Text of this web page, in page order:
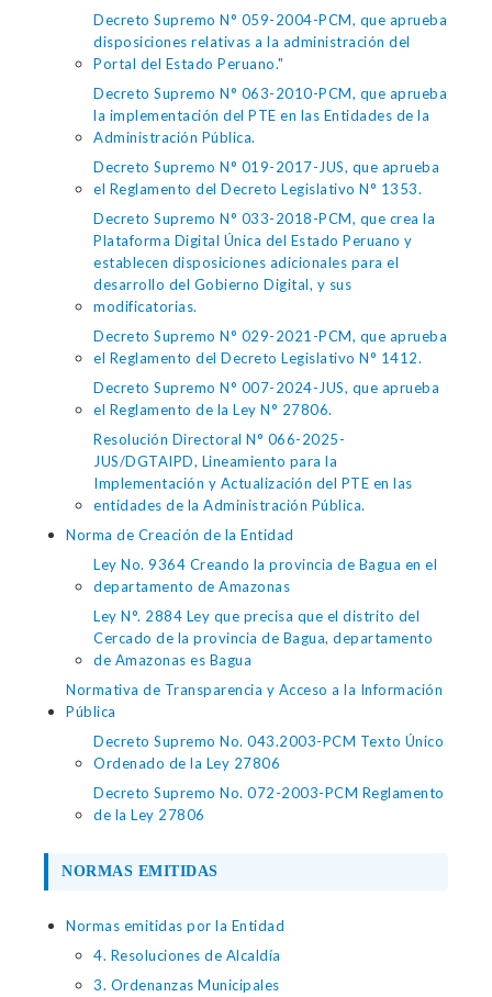
Decreto Supremo N° 059-2004-PCM, que aprueba
disposiciones relativas a la administración del
Portal del Estado Peruano."
Decreto Supremo N° 063-2010-PCM, que aprueba
la implementación del PTE en las Entidades de la
Administración Pública.
Decreto Supremo N° 019-2017-JUS, que aprueba
el Reglamento del Decreto Legislativo N° 1353.
Decreto Supremo N° 033-2018-PCM, que crea la
Plataforma Digital Única del Estado Peruano y
establecen disposiciones adicionales para el
desarrollo del Gobierno Digital, y sus
modificatorias.
Decreto Supremo N° 029-2021-PCM, que aprueba
el Reglamento del Decreto Legislativo N° 1412.
Decreto Supremo N° 007-2024-JUS, que aprueba
el Reglamento de la Ley N° 27806.
Resolución Directoral N° 066-2025-
JUS/DGTAIPD, Lineamiento para la
Implementación y Actualización del PTE en las
entidades de la Administración Pública.
Norma de Creación de la Entidad
Ley No. 9364 Creando la provincia de Bagua en el
departamento de Amazonas
Ley N°. 2884 Ley que precisa que el distrito del
Cercado de la provincia de Bagua, departamento
de Amazonas es Bagua
Normativa de Transparencia y Acceso a la Información
Pública
Decreto Supremo No. 043.2003-PCM Texto Único
Ordenado de la Ley 27806
Decreto Supremo No. 072-2003-PCM Reglamento
de la Ley 27806
NORMAS EMITIDAS
Normas emitidas por la Entidad
4. Resoluciones de Alcaldía
3. Ordenanzas Municipales